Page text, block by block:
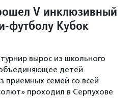
V инклюзивный
футболу Кубок
вырос из школьного
детей
приемных семей со всей
проходил в Серпухове